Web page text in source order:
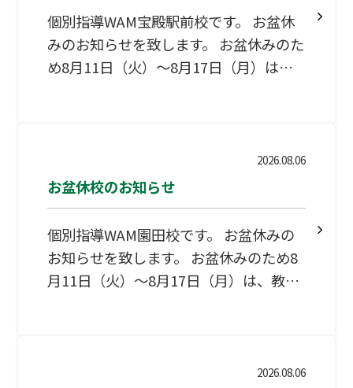
個別指導WAM宝殿駅前校です。 お盆休
みのお知らせを致します。 お盆休みのた
め8月11日（火）～8月17日（月）は、
2026.08.06
お盆休校のお知らせ
個別指導WAM園田校です。 お盆休みの
お知らせを致します。 お盆休みのため8
月11日（火）～8月17日（月）は、教室
2026.08.06